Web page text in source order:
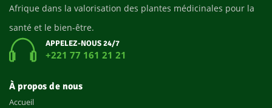
Afrique dans la valorisation des plantes médicinales pour la
santé et le bien-être.
APPELEZ-NOUS 24/7
+221 77 161 21 21
À propos de nous
Accueil